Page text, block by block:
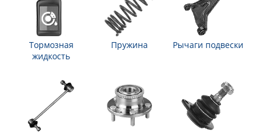
Тормозная
жидкость
Пружина Рычаги подвески